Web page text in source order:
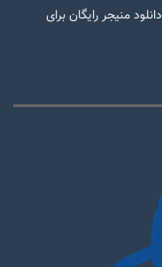
دانلود Free Download Manager 6.30 دانلود منیجر رایگان برای